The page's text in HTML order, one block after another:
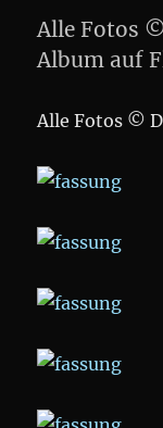
Alle Fotos
Album auf
Alle Fotos ©